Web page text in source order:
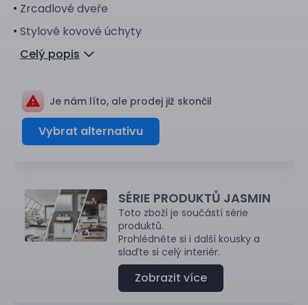
Zrcadlové dveře
Stylové kovové úchyty
Celý popis
Je nám líto, ale prodej již skončil
Vybrat alternativu
SÉRIE PRODUKTŮ JASMIN
Toto zboží je součástí série
produktů.
Prohlédněte si i další kousky a
slaďte si celý interiér.
Zobrazit více